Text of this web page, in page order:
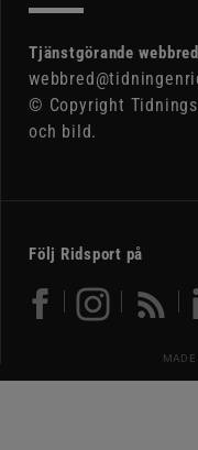
Tjänstgörande
© Copyright
och bild.
Följ Ridsport på
MADE